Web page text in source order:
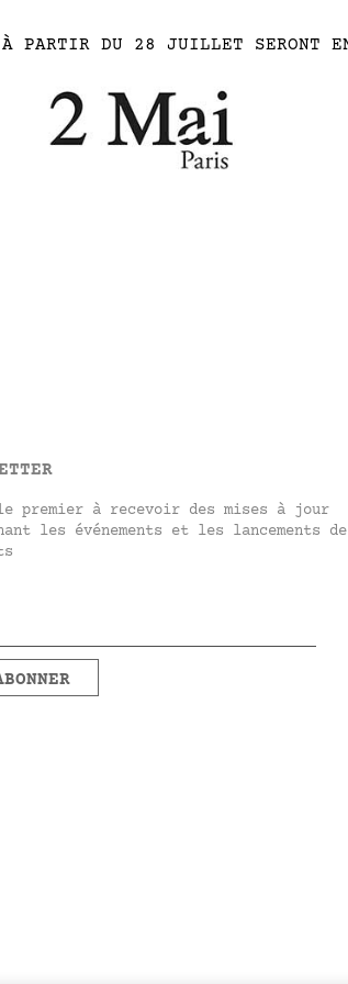
À PARTIR DU 28 JUILLET SERONT
premier à recevoir des mises à jour
les événements et les lancements de